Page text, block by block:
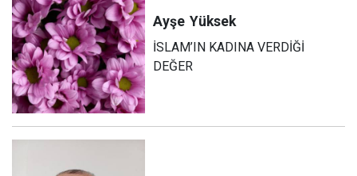
Ayşe Yüksek
İSLAM’IN KADINA VERDİĞİ
DEĞER